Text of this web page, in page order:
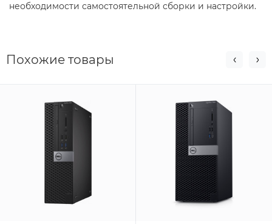
необходимости самостоятельной сборки и настройки.
Похожие товары